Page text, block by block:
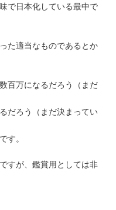
で日本化している最中で
た適当なものであるとか
百万になるだろう（まだ
だろう（まだ決まってい
す。
すが、鑑賞用としては非